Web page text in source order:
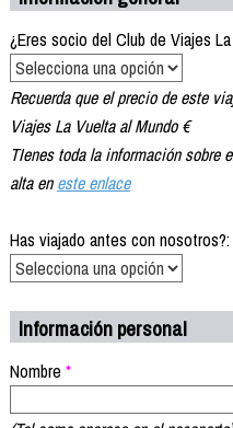
¿Eres socio del Club de Viajes
Recuerda que el precio de este
Viajes La Vuelta al Mundo €
TIenes toda la información sobre
alta eneste enlace
Has viajado antes con nosotros?:
Información personal
Nombre *